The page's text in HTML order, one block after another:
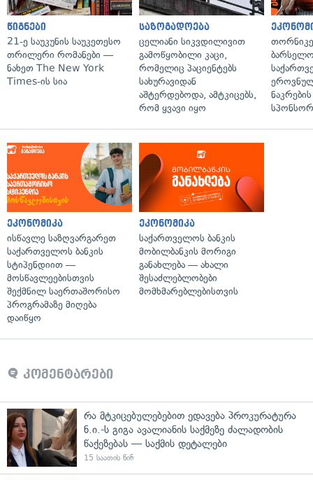
წიგნები
21-ე საუკუნის საუკეთესო
თრილერი რომანები —
ნახეთ The New York
Times-ის სია
საზოგადოება
ცელიანი სიკვდილივით
გამოწყობილი კაცი,
რომელიც პაციენტებს
სახურავიდან
აშტერდებოდა, ამტკიცებს,
რომ ყვავი იყო
ეკონომიკა
ისწავლე საზღვარგარეთ
საქართველოს ბანკის
სტიპენდიით —
მოსწავლეებისთვის
შექმნილ საერთაშორისო
პროგრამაზე მიღება
დაიწყო
ეკონომიკა
საქართველოს ბანკის
მობილბანკის მორიგი
განახლება — ახალი
შესაძლებლობები
მომხმარებლებისთვის
კომენტარები
რა მტკიცებულებებით ედავება პროკურატურა
ნ.ი.-ს გიგა ავალიანის საქმეზე ძალადობის
წაქეზებას — საქმის დეტალები
15 საათის წინ